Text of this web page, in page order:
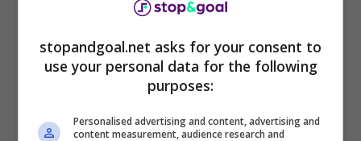
Calciomercato Milan: Rashford sta firmando col club (LaPrese)
– stopandgoal.net
stopandgoal.net asks for your consent to
use your personal data for the following
purposes:
Personalised advertising and content, advertising and
content measurement, audience research and